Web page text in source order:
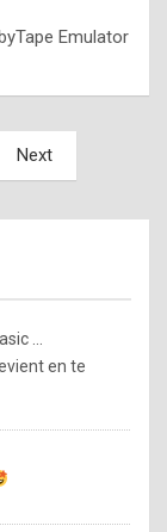
Emulator
Next
...
en te